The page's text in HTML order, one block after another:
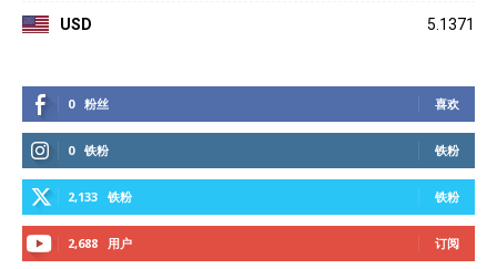
USD 5.1371
0 粉丝 喜欢
0 铁粉 铁粉
2,133 铁粉 铁粉
2,688 用户 订阅